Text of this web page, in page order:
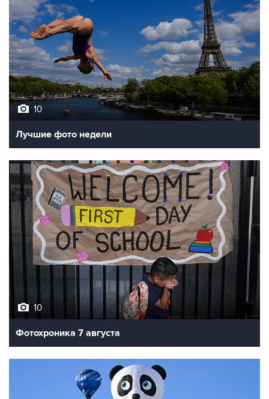
10
Лучшие фото недели
10
Фотохроника 7 августа